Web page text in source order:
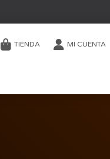
TIENDA MI CUENTA